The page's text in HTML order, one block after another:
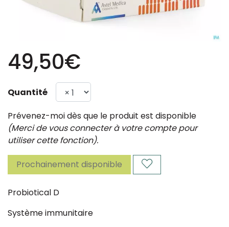
49,50€
Quantité
Prévenez-moi dès que le produit est disponible
(Merci de vous connecter à votre compte pour
utiliser cette fonction).
Prochainement disponible
Probiotical D
Système immunitaire